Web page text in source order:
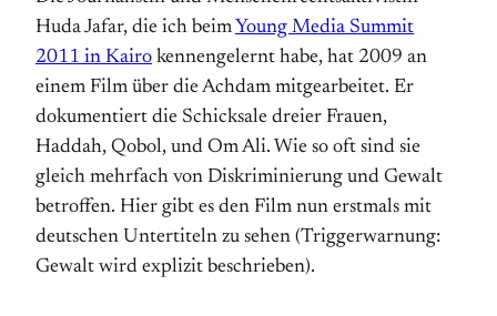
Huda Jafar, die ich beim Young Media Summit
2011 in Kairo kennengelernt habe, hat 2009 an
einem Film über die Achdam mitgearbeitet. Er
dokumentiert die Schicksale dreier Frauen,
Haddah, Qobol, und Om Ali. Wie so oft sind sie
gleich mehrfach von Diskriminierung und Gewalt
betroffen. Hier gibt es den Film nun erstmals mit
deutschen Untertiteln zu sehen (Triggerwarnung:
Gewalt wird explizit beschrieben).